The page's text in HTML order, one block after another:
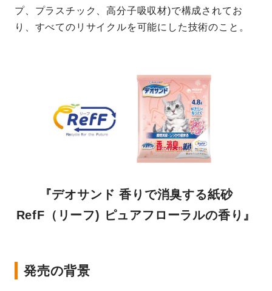
プ、プラスチック、高分子吸収材)で構成されてお
り、すべてのリサイクルを可能にした技術のこと。
『デオサンド 香りで消臭する紙砂
RefF（リーフ) ピュアフローラルの香り』
発売の背景